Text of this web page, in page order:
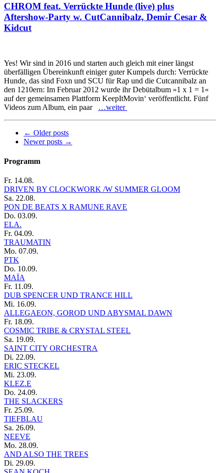
CHROM feat. Verrückte Hunde (live) plus
Aftershow-Party w. CutCannibalz, Demir Cesar &
Kidcut
Yes! Wir sind in 2016 und starten auch gleich mit einer längst
überfälligen Übereinkunft einiger guter Kumpels durch: Verrückte
Hunde, das sind Foxn und SCU für Rap und die Cutcannibalz an
den 1210ern: Im Februar 2012 wurde ihr Debütalbum »1 x 1 = 1«
auf der gemeinsamen Plattform KeepItMovin‘ veröffentlicht. Fünf
Videos zum Album, ein paar …weiter
← Older posts
Newer posts →
Programm
Fr. 14.08.
DRIVEN BY CLOCKWORK /W SUMMER GLOOM
Sa. 22.08.
PON DE BEATS X RAMUNE RAVE
Do. 03.09.
ELA.
Fr. 04.09.
TRAUMATIN
Mo. 07.09.
PTK
Do. 10.09.
MAÏA
Fr. 11.09.
DUB SPENCER UND TRANCE HILL
Mi. 16.09.
ALLEGAEON, GOROD UND ABYSMAL DAWN
Fr. 18.09.
COSMIC TRIBE & CRYSTAL STEEL
Sa. 19.09.
SAINT CITY ORCHESTRA
Di. 22.09.
ERIC STECKEL
Mi. 23.09.
KLEZ.E
Do. 24.09.
THE SLACKERS
Fr. 25.09.
TIEFBLAU
Sa. 26.09.
NEEVE
Mo. 28.09.
AND ALSO THE TREES
Di. 29.09.